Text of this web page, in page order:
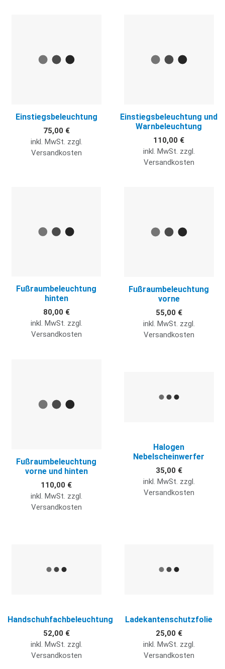
Einstiegsbeleuchtung
75,00 €
inkl. MwSt. zzgl.
Versandkosten
Einstiegsbeleuchtung und
Warnbeleuchtung
110,00 €
inkl. MwSt. zzgl.
Versandkosten
Fußraumbeleuchtung
hinten
80,00 €
inkl. MwSt. zzgl.
Versandkosten
Fußraumbeleuchtung
vorne
55,00 €
inkl. MwSt. zzgl.
Versandkosten
Fußraumbeleuchtung
vorne und hinten
110,00 €
inkl. MwSt. zzgl.
Versandkosten
Halogen
Nebelscheinwerfer
35,00 €
inkl. MwSt. zzgl.
Versandkosten
Handschuhfachbeleuchtung
52,00 €
inkl. MwSt. zzgl.
Versandkosten
Ladekantenschutzfolie
25,00 €
inkl. MwSt. zzgl.
Versandkosten